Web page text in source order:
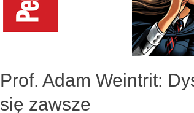
Prof. Adam Weintrit:
się zawsze